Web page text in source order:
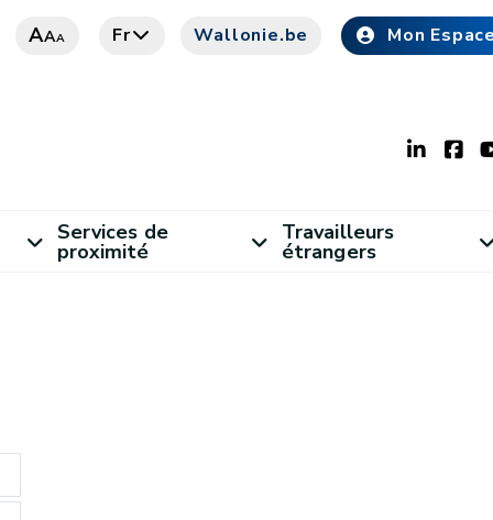
AAA Fr Wallonie.be Mon
Services de
proximité
Travailleurs
étrangers